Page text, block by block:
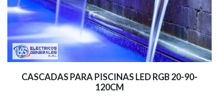
CASCADAS PARA PISCINAS LED RGB 20-90-
120CM